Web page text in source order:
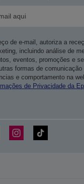
de e-mail, autoriza a
incluindo análise de
eventos, promoções e
formas de
e comportamento na
de Privacidade da